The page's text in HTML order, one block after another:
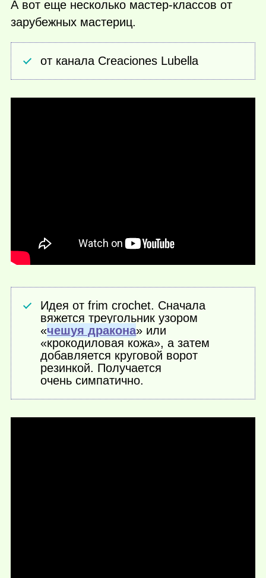
А вот еще несколько мастер-классов от
зарубежных мастериц.
от канала Creaciones Lubella
Идея от frim crochet. Сначала
вяжется треугольник узором
«чешуя дракона» или
«крокодиловая кожа», а затем
добавляется круговой ворот
резинкой. Получается
очень симпатично.